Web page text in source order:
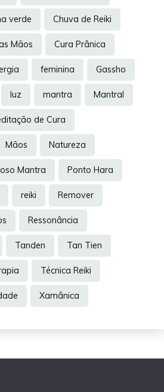
verde Chuva de Reiki
Mãos Cura Prânica
feminina Gassho
luz mantra Mantral
de Cura
Mãos Natureza
Mantra Ponto Hara
reiki Remover
Ressonância
Tanden Tan Tien
Técnica Reiki
Xamânica